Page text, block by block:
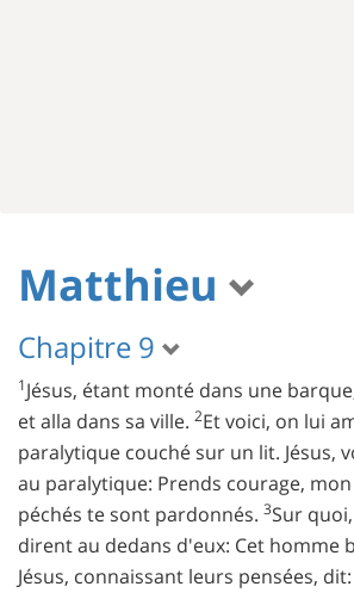
Matthieu
Chapitre 9
1Jésus, étant monté dans une
et alla dans sa ville. 2Et voici, on lui
paralytique couché sur un lit. Jésus,
au paralytique: Prends courage,
péchés te sont pardonnés. 3Sur
dirent au dedans d'eux: Cet homme
Jésus, connaissant leurs pensées,